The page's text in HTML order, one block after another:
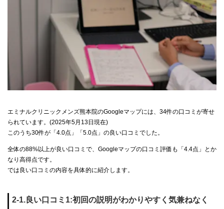
エミナルクリニックメンズ熊本院のGoogleマップには、34件の口コミが寄せ
られています。(2025年5月13日現在)
このうち30件が「4.0点」「5.0点」の良い口コミでした。
全体の88%以上が良い口コミで、Googleマップの口コミ評価も「4.4点」とか
なり高得点です。
では良い口コミの内容を具体的に紹介します。
2-1.良い口コミ1:初回の説明がわかりやすく気兼ねなく